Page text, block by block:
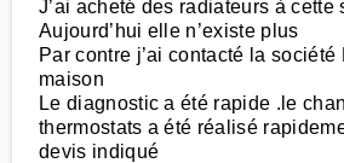
J’ai acheté des radiateurs à cette
Aujourd’hui elle n’existe plus
Par contre j’ai contacté la société
maison
Le diagnostic a été rapide .le
thermostats a été réalisé
devis indiqué